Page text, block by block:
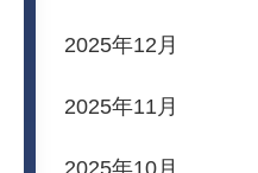
2025年12月
2025年11月
2025年10月